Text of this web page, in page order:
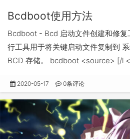
Bcdboot使用方法
Bcdboot - Bcd 启动文件创建和修
行工具用于将关键启动文件复制到
BCD 存储。 bcdboot <source> [/l
2020-05-17 0条评论